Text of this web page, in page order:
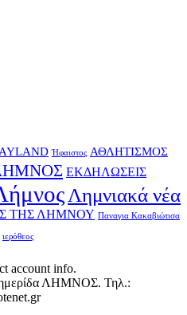
Ήφαιστος ΑΘΛΗΤΙΣΜΟΣ
ΕΚΔΗΛΩΣΕΙΣ
Λημνιακά νέα
ΤΗΣ ΛΗΜΝΟΥ Παναγια Κακαβιώτισα
ιερόθεος
account info.
ΛΗΜΝΟΣ. Τηλ.: